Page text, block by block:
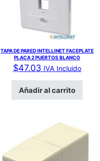
TAPA DE PARED INTELLINET FACEPLATE
PLACA 2 PUERTOS BLANCO
$47.03 IVA Incluido
Añadir al carrito